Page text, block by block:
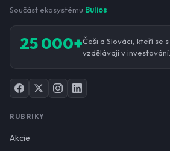
Součást ekosystému Bulios
25 000+Češi a Slováci, kteří se
vzdělávají v investování.
RUBRIKY
Akcie